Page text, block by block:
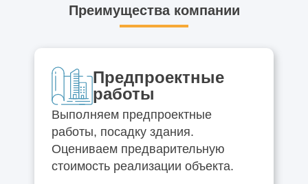
Преимущества компании
Предпроектные
работы
Выполняем предпроектные
работы, посадку здания.
Оцениваем предварительную
стоимость реализации объекта.